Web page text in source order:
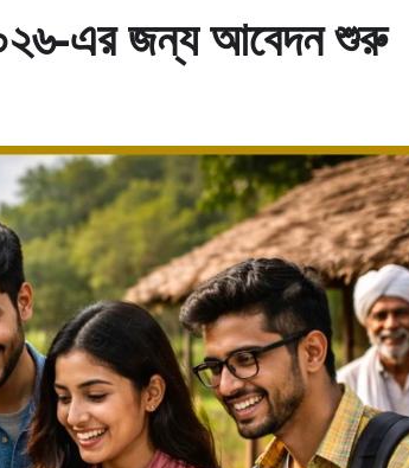
এর জন্য আবেদন শুরু